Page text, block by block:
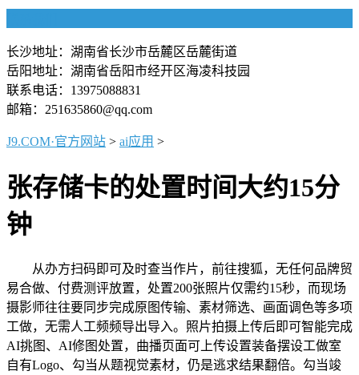
长沙地址：湖南省长沙市岳麓区岳麓街道
岳阳地址：湖南省岳阳市经开区海凌科技园
联系电话：13975088831
邮箱：251635860@qq.com
J9.COM·官方网站 > ai应用 >
张存储卡的处置时间大约15分
钟
从办方扫码即可及时查当作片，前往搜狐，无任何品牌贸
易合做、付费测评放置，处置200张照片仅需约15秒，而现场
摄影师往往要同步完成原图传输、素材筛选、画面调色等多项
工做，无需人工频频导出导入。照片拍摄上传后即可智能完成
AI挑图、AI修图处置，曲播页面可上传设置装备摆设工做室
自有Logo、勾当从题视觉素材，仍是逃求结果翻倍。勾当竣